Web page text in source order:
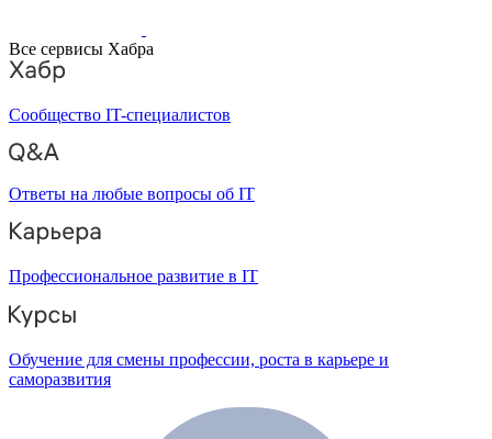
Все сервисы Хабра
Сообщество IT-специалистов
Ответы на любые вопросы об IT
Профессиональное развитие в IT
Обучение для смены профессии, роста в карьере и
саморазвития